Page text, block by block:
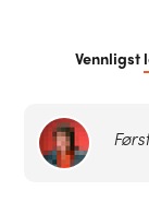
Vennligst